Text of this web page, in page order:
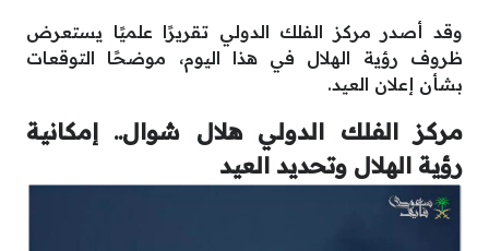
وقد أصدر مركز الفلك الدولي تقريرًا علميًا يستعرض
ظروف رؤية الهلال في هذا اليوم، موضحًا التوقعات
بشأن إعلان العيد.
مركز الفلك الدولي هلال شوال.. إمكانية
رؤية الهلال وتحديد العيد